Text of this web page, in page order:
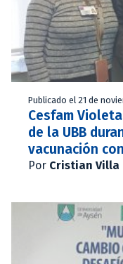
Publicado el 21 de
Cesfam
de la UBB
vacunación
Por Cristian Villa